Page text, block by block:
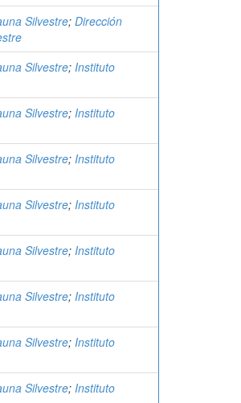
Silvestre; Dirección
Silvestre; Instituto
Silvestre; Instituto
Silvestre; Instituto
Silvestre; Instituto
Silvestre; Instituto
Silvestre; Instituto
Silvestre; Instituto
Silvestre; Instituto